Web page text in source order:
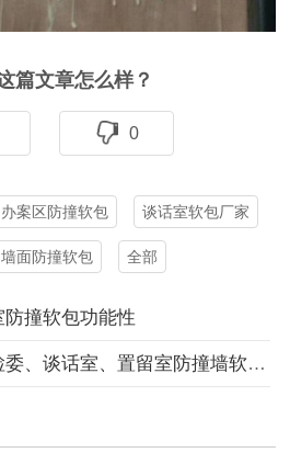
篇文章怎么样？
0
办案区防撞软包 谈话室软包厂家
墙面防撞软包 全部
撞软包功能性
下一篇：星美新型纪检委、谈话室、置留室防撞墙软包安装方法